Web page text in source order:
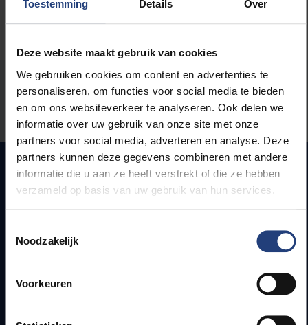
Toestemming Details Over
Deze website maakt gebruik van cookies
We gebruiken cookies om content en advertenties te
personaliseren, om functies voor social media te bieden
en om ons websiteverkeer te analyseren. Ook delen we
informatie over uw gebruik van onze site met onze
partners voor social media, adverteren en analyse. Deze
partners kunnen deze gegevens combineren met andere
informatie die u aan ze heeft verstrekt of die ze hebben
verzameld op basis van uw gebruik van hun services.
Noodzakelijk
Voorkeuren
Stond er een fout op deze pagina?
Laat het ons weten
Snel naar
Jobs
Bereikbaarheid